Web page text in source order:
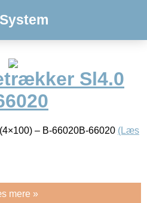
Sl4.0
– B-66020B-66020 (Læs
mere »